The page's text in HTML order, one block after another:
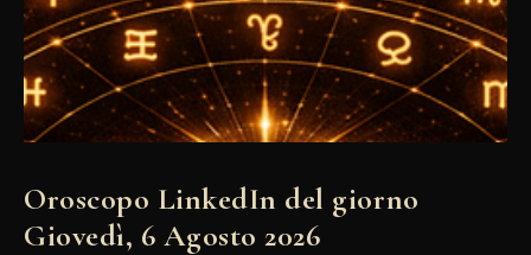
Oroscopo LinkedIn del giorno
Giovedì, 6 Agosto 2026